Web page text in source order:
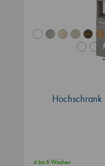
4 bis 6 Wochen